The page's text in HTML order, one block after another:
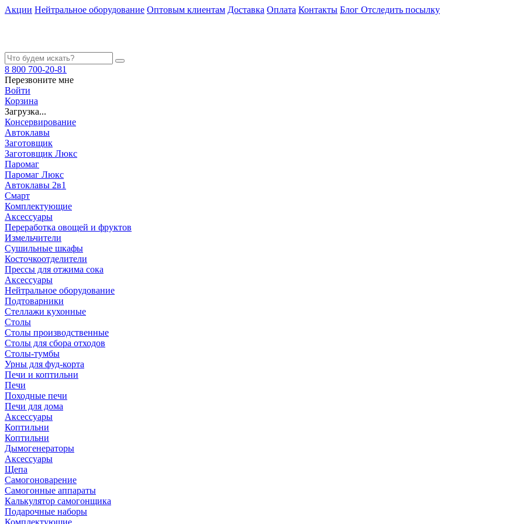
Акции Нейтральное оборудование Оптовым клиентам Доставка Оплата Контакты Блог Отследить посылку
8 800 700-20-81
Перезвоните мне
Войти
Корзина
Загрузка...
Консервирование
Автоклавы
Заготовщик
Заготовщик Люкс
Паромаг
Паромаг Люкс
Автоклавы 2в1
Смарт
Комплектующие
Аксессуары
Переработка овощей и фруктов
Измельчители
Сушильные шкафы
Косточкоотделители
Прессы для отжима сока
Аксессуары
Нейтральное оборудование
Подтоварники
Стеллажи кухонные
Столы
Столы производственные
Столы для сбора отходов
Столы-тумбы
Урны для фуд-корта
Печи и коптильни
Печи
Походные печи
Печи для дома
Аксессуары
Коптильни
Коптильни
Дымогенераторы
Аксессуары
Щепа
Самогоноварение
Самогонные аппараты
Калькулятор самогонщика
Подарочные наборы
Комплектующие